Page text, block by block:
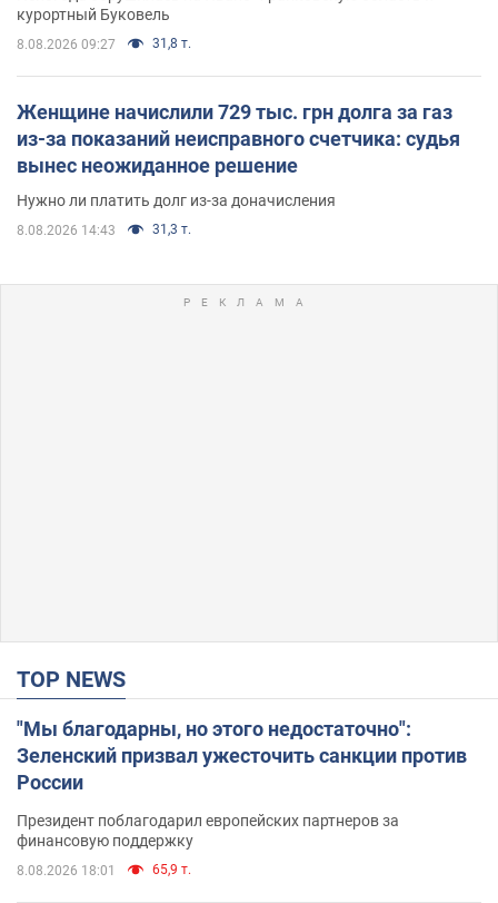
курортный Буковель
8.08.2026 09:27 31,8 т.
Женщине начислили 729 тыс. грн долга за газ
из-за показаний неисправного счетчика: судья
вынес неожиданное решение
Нужно ли платить долг из-за доначисления
8.08.2026 14:43 31,3 т.
TOP NEWS
"Мы благодарны, но этого недостаточно":
Зеленский призвал ужесточить санкции против
России
Президент поблагодарил европейских партнеров за
финансовую поддержку
8.08.2026 18:01 65,9 т.